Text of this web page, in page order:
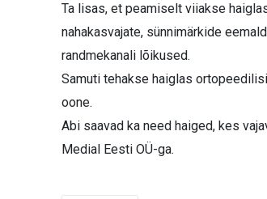
Ta lisas, et peamiselt viiakse
nahakasvajate, sünnimärkide
randmekanali lõikused.
Samuti tehakse haiglas
oone.
Abi saavad ka need haiged, kes
Medial Eesti OÜ-ga.